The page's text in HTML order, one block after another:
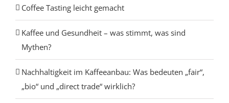
Coffee Tasting leicht gemacht
Kaffee und Gesundheit – was stimmt, was sind
Mythen?
Nachhaltigkeit im Kaffeeanbau: Was bedeuten „fair“,
„bio“ und „direct trade“ wirklich?